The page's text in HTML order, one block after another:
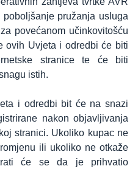
pružanja usluga
povećanom učinkovitošću
ovih Uvjeta i odredbi će biti
stranice te će biti
istih.
i odredbi bit će na snazi
nakon objavljivanja
stranici. Ukoliko kupac ne
ili ukoliko ne otkaže
će se da je prihvatio